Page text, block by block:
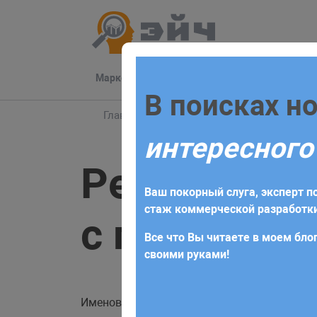
Маркетинг
Главная Блог Laravel Редирект на
Редирект
с
Именованный маршрут может иметь
Заполните
Для начала сотрудничества
получите коммерческое
требований и поставленных
В поисках
Ваш покорный слуга, эксперт
стаж коммерческой
Все что Вы читаете в моем
своими руками!